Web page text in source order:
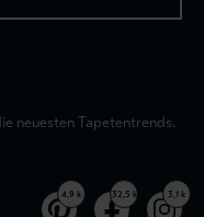
neuesten Tapetentrends.
4,9 k 32,5 k 3,1 k